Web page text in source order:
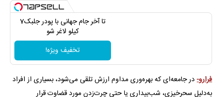
تا آخر جام جهانی با پودر جلبک7
کیلو لاغر شو
تخفیف ویژه!
فرارو-در جامعه‌ای که بهره‌وری مداوم ارزش تلقی می‌شود، بسیاری از افراد
به‌دلیل سحرخیزی، شب‌بیداری یا حتی چرت‌زدن مورد قضاوت قرار